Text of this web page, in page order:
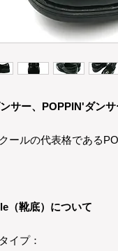
サー、POPPIN'ダンサ
ールの代表格である
（靴底）について
イプ：